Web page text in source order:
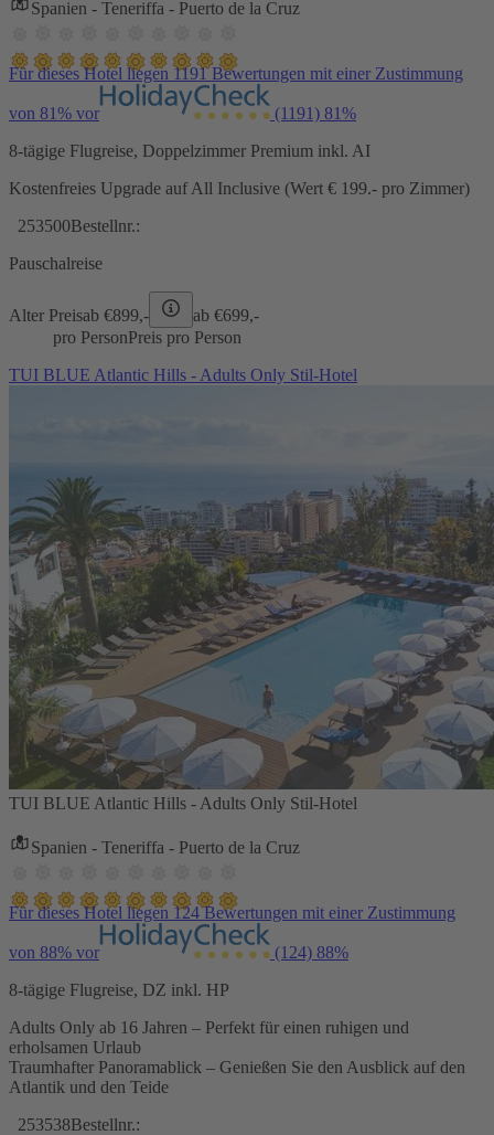
Spanien - Teneriffa - Puerto de la Cruz
Für dieses Hotel liegen 1191 Bewertungen mit einer Zustimmung
von 81% vor (1191) 81%
8-tägige Flugreise, Doppelzimmer Premium inkl. AI
Kostenfreies Upgrade auf All Inclusive (Wert € 199.- pro Zimmer)
253500Bestellnr.:
Pauschalreise
Alter Preisab €899,- ab €699,-
pro PersonPreis pro Person
TUI BLUE Atlantic Hills - Adults Only Stil-Hotel
TUI BLUE Atlantic Hills - Adults Only Stil-Hotel
Spanien - Teneriffa - Puerto de la Cruz
Für dieses Hotel liegen 124 Bewertungen mit einer Zustimmung
von 88% vor (124) 88%
8-tägige Flugreise, DZ inkl. HP
Adults Only ab 16 Jahren – Perfekt für einen ruhigen und
erholsamen Urlaub
Traumhafter Panoramablick – Genießen Sie den Ausblick auf den
Atlantik und den Teide
253538Bestellnr.: